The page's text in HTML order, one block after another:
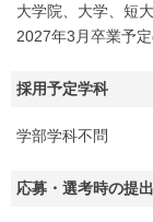
大学院、大学、短
2027年3月卒業予
採用予定学科
学部学科不問
応募・選考時の提